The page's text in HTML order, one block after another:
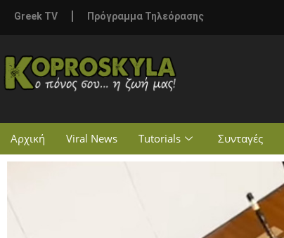
Greek TV Πρόγραμμα Τηλεόρασης
Αρχική Viral News Tutorials Συνταγές